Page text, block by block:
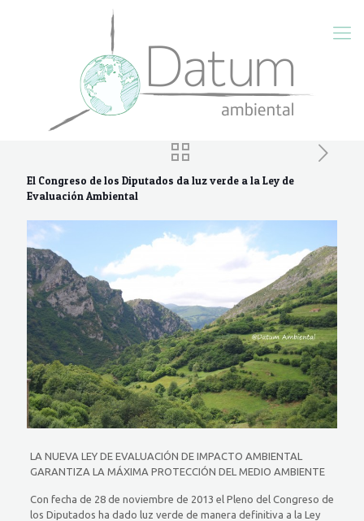
El Congreso de los Diputados da luz verde a la Ley de
Evaluación Ambiental
LA NUEVA LEY DE EVALUACIÓN DE IMPACTO AMBIENTAL
GARANTIZA LA MÁXIMA PROTECCIÓN DEL MEDIO AMBIENTE
Con fecha de 28 de noviembre de 2013 el Pleno del Congreso de
los Diputados ha dado luz verde de manera definitiva a la Ley